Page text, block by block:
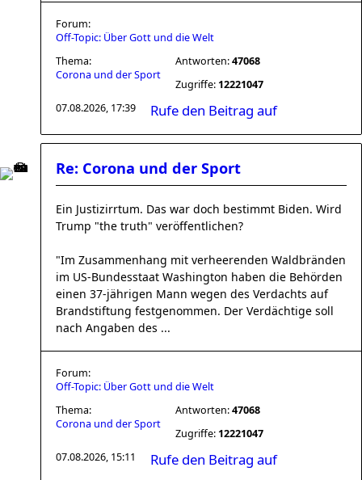
Forum:
Off-Topic: Über Gott und die Welt
Thema:
Corona und der Sport
Antworten:47068
Zugriffe: 12221047
07.08.2026, 17:39
Rufe den Beitrag auf
Re: Corona und der Sport
Ein Justizirrtum. Das war doch bestimmt Biden. Wird
Trump "the truth" veröffentlichen?
"Im Zusammenhang mit verheerenden Waldbränden
im US-Bundesstaat Washington haben die Behörden
einen 37-jährigen Mann wegen des Verdachts auf
Brandstiftung festgenommen. Der Verdächtige soll
nach Angaben des ...
Forum:
Off-Topic: Über Gott und die Welt
Thema:
Corona und der Sport
Antworten:47068
Zugriffe: 12221047
07.08.2026, 15:11
Rufe den Beitrag auf